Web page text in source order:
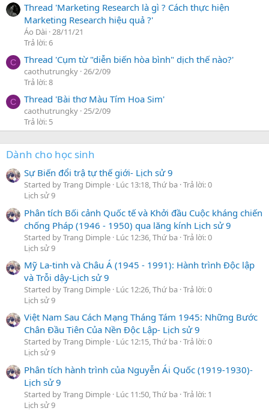
Thread 'Marketing Research là gì ? Cách thực hiện
Marketing Research hiệu quả ?'
Áo Dài 28/11/21
Trả lời: 6
C Thread 'Cụm từ "diễn biến hòa bình" dịch thế nào?'
caothutrungky 26/2/09
Trả lời: 8
C Thread 'Bài thơ Màu Tím Hoa Sim'
caothutrungky 25/2/09
Trả lời: 5
Dành cho học sinh
Sự Biến đổi trậ tự thế giới- Lịch sử 9
Started by Trang Dimple Lúc 13:18, Thứ ba Trả lời: 0
Lịch sử 9
Phân tích Bối cảnh Quốc tế và Khởi đầu Cuộc kháng chiến
chống Pháp (1946 - 1950) qua lăng kính Lịch sử 9
Started by Trang Dimple Lúc 12:36, Thứ ba Trả lời: 0
Lịch sử 9
Mỹ La-tinh và Châu Á (1945 - 1991): Hành trình Độc lập
và Trỗi dậy-Lịch sử 9
Started by Trang Dimple Lúc 12:26, Thứ ba Trả lời: 0
Lịch sử 9
Việt Nam Sau Cách Mạng Tháng Tám 1945: Những Bước
Chân Đầu Tiên Của Nền Độc Lập- Lịch sử 9
Started by Trang Dimple Lúc 12:15, Thứ ba Trả lời: 0
Lịch sử 9
Phân tích hành trình của Nguyễn Ái Quốc (1919-1930)-
Lịch sử 9
Started by Trang Dimple Lúc 11:50, Thứ ba Trả lời: 1
Lịch sử 9